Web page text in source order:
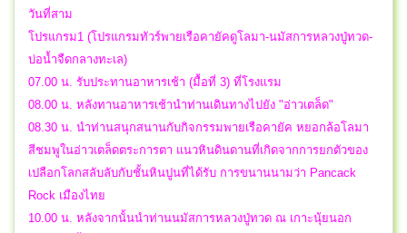
วันที่สาม
โปรแกรม1 (โปรแกรมทัวร์พายเรือคายัคดูโลมา-นมัสการหลวงปู่ทวด-
บ่อน้ำจืดกลางทะเล)
07.00 น. รับประทานอาหารเช้า (มื้อที่ 3) ที่โรงแรม
08.00 น. หลังทานอาหารเช้านำท่านเดินทางไปยัง "อ่าวเตล็ด"
08.30 น. นำท่านสนุกสนานกับกิจกรรมพายเรือคายัค หยอกล้อโลมา
สีชมพูในอ่าวเตล็ดตระการตา แนวหินดินดานที่เกิดจากการยกตัวของ
เปลือกโลกสลับลับกับชั้นหินปูนที่ได้รับ การขนานนามว่า Pancack
Rock เมืองไทย
10.00 น. หลังจากนั้นนำท่านนมัสการหลวงปู่ทวด ณ เกาะนุ้ยนอก